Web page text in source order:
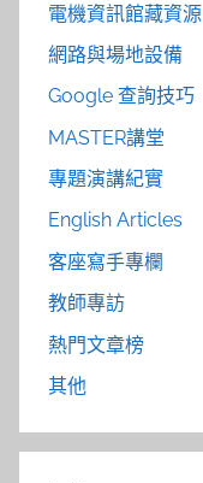
電機資訊館藏資源
網路與場地設備
Google 查詢技巧
MASTER講堂
專題演講紀實
English Articles
客座寫手專欄
教師專訪
熱門文章榜
其他